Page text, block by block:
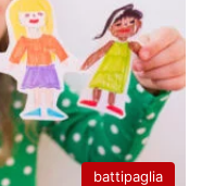
battipaglia